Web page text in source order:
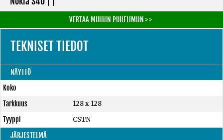
VERTAA MUIHIN PUHELIMIIN > >
TEKNISET TIEDOT
NÄYTTÖ
Koko
Tarkkuus
128 x 128
Tyyppi
CSTN
JÄRJESTELMÄ